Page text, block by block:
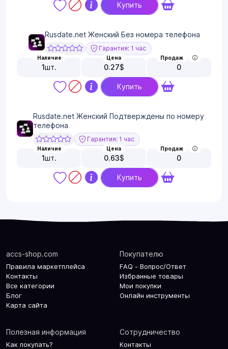
Купить
Rusdate.net Женский Без номера телефона
Гарантия: 1 час
Наличие
1шт.
Цена
0.27$
Продаж
0
Купить
Rusdate.net Женский Подтверждены по номеру
телефона
Гарантия: 1 час
Наличие
1шт.
Цена
0.63$
Продаж
0
Купить
accs-shop.com
Правила маркетплейса
Контакты
Все категории
Блог
Карта сайта
Покупателю
FAQ - Вопрос/Ответ
Избранные товары
Мои покупки
Онлайн инструменты
Полезная информация
Как покупать?
Сотрудничество
Контакты